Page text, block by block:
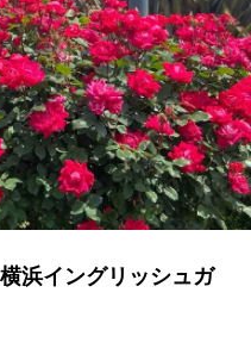
浜イングリッシュガ